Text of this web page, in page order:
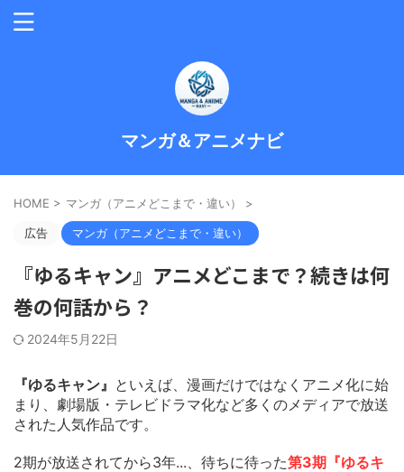
マンガ＆アニメナビ
HOME > マンガ（アニメどこまで・違い） >
広告 マンガ（アニメどこまで・違い）
『ゆるキャン』アニメどこまで？続きは何
巻の何話から？
2024年5月22日
『ゆるキャン』 といえば、漫画だけではなくアニメ化に始
まり、劇場版・テレビドラマ化など多くのメディアで放送
された人気作品です。
2期が放送されてから3年...、待ちに待った第3期『ゆるキ